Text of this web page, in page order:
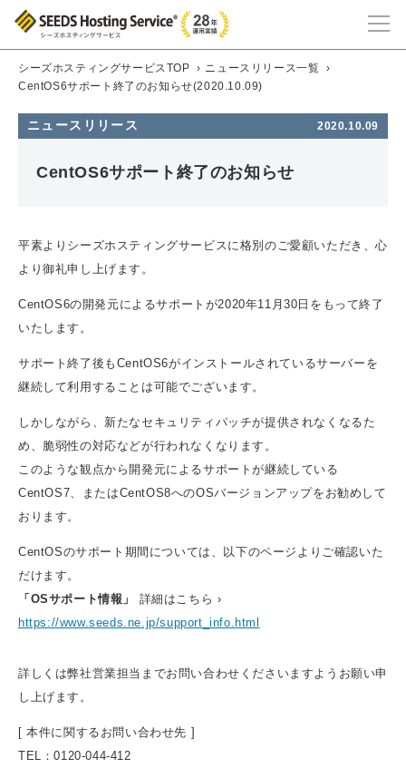
シーズホスティングサービスTOP › ニュースリリース一覧 ›
CentOS6サポート終了のお知らせ(2020.10.09)
ニュースリリース 2020.10.09
CentOS6サポート終了のお知らせ
平素よりシーズホスティングサービスに格別のご愛顧いただき、心
より御礼申し上げます。
CentOS6の開発元によるサポートが2020年11月30日をもって終了
いたします。
サポート終了後もCentOS6がインストールされているサーバーを
継続して利用することは可能でございます。
しかしながら、新たなセキュリティパッチが提供されなくなるた
め、脆弱性の対応などが行われなくなります。
このような観点から開発元によるサポートが継続している
CentOS7、またはCentOS8へのOSバージョンアップをお勧めして
おります。
CentOSのサポート期間については、以下のページよりご確認いた
だけます。
「OSサポート情報」
詳細はこちら ›
https://www.seeds.ne.jp/support_info.html
詳しくは弊社営業担当までお問い合わせくださいますようお願い申
し上げます。
[ 本件に関するお問い合わせ先 ]
TEL：0120-044-412